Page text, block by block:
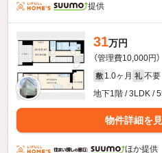
提供
31万円
（管理費10,000円）
敷 1.0ヶ月 礼 不要
地下1階 / 3LDK /
物件詳細を
ほか提供